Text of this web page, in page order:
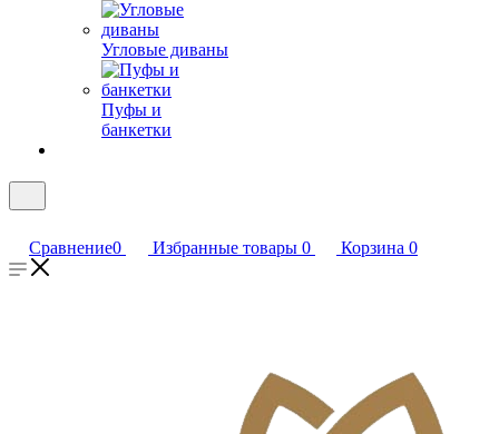
Угловые диваны
Пуфы и
банкетки
Сравнение0 Избранные товары 0 Корзина 0